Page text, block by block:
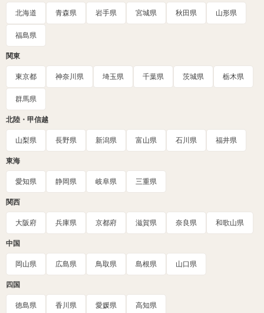
北海道 青森県 岩手県 宮城県 秋田県 山形県
福島県
関東
東京都 神奈川県 埼玉県 千葉県 茨城県 栃木県
群馬県
北陸・甲信越
山梨県 長野県 新潟県 富山県 石川県 福井県
東海
愛知県 静岡県 岐阜県 三重県
関西
大阪府 兵庫県 京都府 滋賀県 奈良県 和歌山県
中国
岡山県 広島県 鳥取県 島根県 山口県
四国
徳島県 香川県 愛媛県 高知県